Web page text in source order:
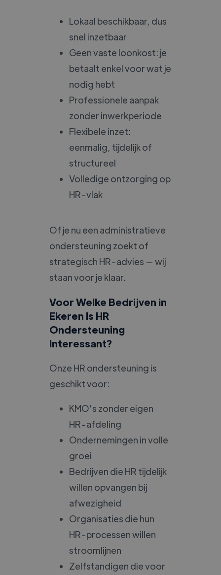
Lokaal beschikbaar, dus
snel inzetbaar
Geen vaste loonkost: je
betaalt enkel voor wat je
nodig hebt
Professionele aanpak
zonder inwerkperiode
Flexibele inzet:
eenmalig, tijdelijk of
structureel
Volledige ontzorging op
HR-vlak
Of je nu een administratieve
ondersteuning zoekt of
strategisch HR-advies — wij
staan voor je klaar.
Voor Welke Bedrijven in
Ekeren Is HR
Ondersteuning
Interessant?
Onze HR ondersteuning is
geschikt voor:
KMO’s zonder eigen
HR-afdeling
Ondernemingen in volle
groei
Bedrijven die HR tijdelijk
willen opvangen bij
afwezigheid
Organisaties die hun
HR-processen willen
stroomlijnen
Zelfstandigen die voor